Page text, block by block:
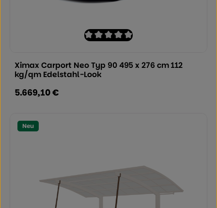
Ximax Carport Neo Typ 90 495 x 276 cm 112
kg/qm Edelstahl-Look
Regulärer Preis:
5.669,10 €
Neu